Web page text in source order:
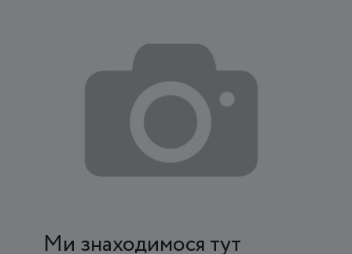
Ми знаходимося тут